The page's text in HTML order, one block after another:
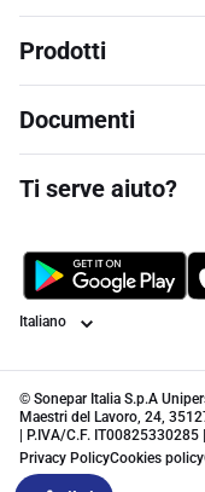
Prodotti
Documenti
Ti serve aiuto?
Lingua
© Sonepar Italia S.p.A
Maestri del Lavoro, 24,
| P.IVA/C.F.
Privacy PolicyCookies policy